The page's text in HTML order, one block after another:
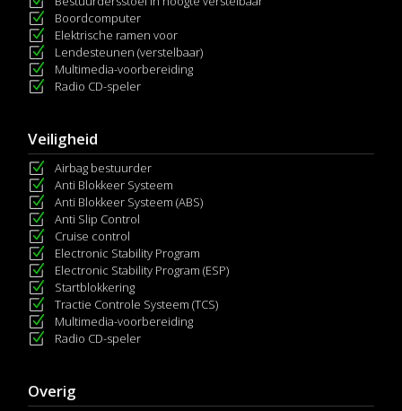
Boordcomputer
Elektrische ramen voor
Lendesteunen (verstelbaar)
Multimedia-voorbereiding
Radio CD-speler
Veiligheid
Airbag bestuurder
Anti Blokkeer Systeem
Anti Blokkeer Systeem (ABS)
Anti Slip Control
Cruise control
Electronic Stability Program
Electronic Stability Program (ESP)
Startblokkering
Tractie Controle Systeem (TCS)
Multimedia-voorbereiding
Radio CD-speler
Overig